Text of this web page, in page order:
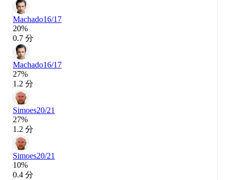
Machado16/17
20%
0.7 分
Machado16/17
27%
1.2 分
Simoes20/21
27%
1.2 分
Simoes20/21
10%
0.4 分